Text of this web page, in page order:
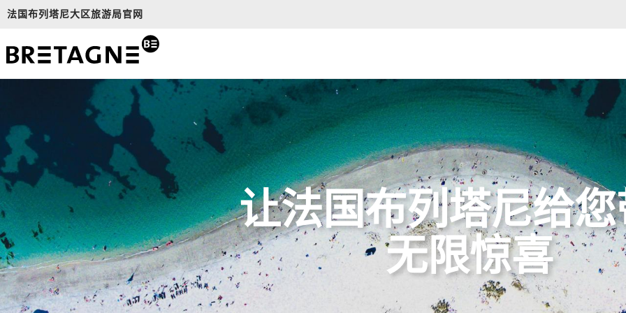
Aller
principal
法国布列塔尼大区旅游局官网
让法国布列塔尼给
无限惊喜